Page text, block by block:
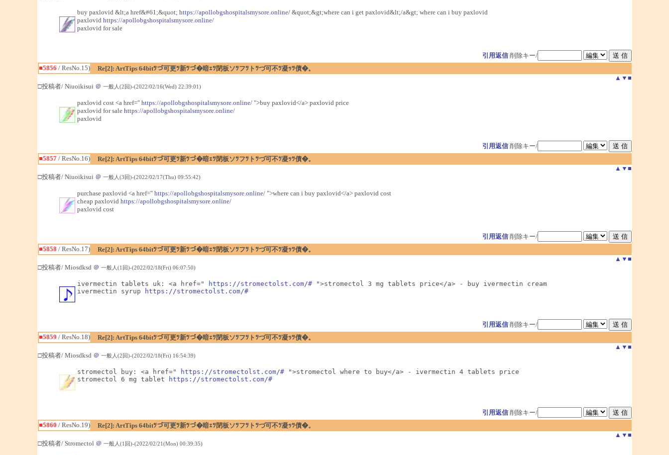
buy paxlovid &lt;a href&#61;&quot; https://apollobgshospitalsmysore.online/&quot;&gt;where can i get paxlovid&lt;/a&gt; where can i buy paxlovid
paxlovid https://apollobgshospitalsmysore.online/
paxlovid for sale
引用返信 削除キー/
■5856 / ResNo.15)
Re[2]: ArtTips 64bitﾂづ可更ﾂ新ﾂづ�暗ｪﾂ閉板ソﾂフﾂトﾂづ可不ﾂ凝ｯﾂ債�。
▲ ▼ ■
□投稿者/ Niuoikisui ＠ 一般人(2回)-(2022/02/16(Wed) 22:39:01)
paxlovid cost <a href=" https://apollobgshospitalsmysore.online/">buy paxlovid</a> paxlovid price
paxlovid for sale https://apollobgshospitalsmysore.online/
paxlovid
引用返信 削除キー/
■5857/ ResNo.16)
Re[2]: ArtTips 64bitﾂづ可更ﾂ新ﾂづ�暗ｪﾂ閉板ソﾂフﾂトﾂづ可不ﾂ凝ｯﾂ債�。
▲ ▼ ■
□投稿者/ Niuoikisui ＠ 一般人(3回)-(2022/02/17(Thu) 09:55:42)
purchase paxlovid <a href=" https://apollobgshospitalsmysore.online/">where can i buy paxlovid</a> paxlovid cost
cheap paxlovid https://apollobgshospitalsmysore.online/
paxlovid cost
引用返信 削除キー/
■5858 / ResNo.17)
Re[2]: ArtTips 64bitﾂづ可更ﾂ新ﾂづ�暗ｪﾂ閉板ソﾂフﾂトﾂづ可不ﾂ凝ｯﾂ債�。
▲ ▼ ■
□投稿者/ Miosdksd ＠ 一般人(1回)-(2022/02/18(Fri) 06:07:50)
ivermectin tablets uk: <a href=" https://stromectolst.com/# ">stromectol 3 mg tablets price</a> - buy ivermectin cream
ivermectin syrup
https://stromectolst.com/#
引用返信 削除キー/
■5859 / ResNo.18)
Re[2]: ArtTips 64bitﾂづ可更ﾂ新ﾂづ�暗ｪﾂ閉板ソﾂフﾂトﾂづ可不ﾂ凝ｯﾂ債�。
▲ ▼ ■
□投稿者/ Miosdksd ＠ 一般人(2回)-(2022/02/18(Fri) 16:54:39)
stromectol buy: <a href=" https://stromectolst.com/# ">stromectol where to buy</a> - ivermectin 4 tablets price
stromectol 6 mg tablet
https://stromectolst.com/#
引用返信 削除キー/
■5860 / ResNo.19)
Re[2]: ArtTips 64bitﾂづ可更ﾂ新ﾂづ�暗ｪﾂ閉板ソﾂフﾂトﾂづ可不ﾂ凝ｯﾂ債�。
▲ ▼ ■
□投稿者/ Stromectol ＠ 一般人(1回)-(2022/02/21(Mon) 00:39:35)